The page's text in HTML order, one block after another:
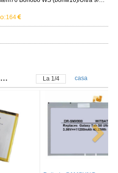
164
Offerte speciali e promozioni La 2/4 casa